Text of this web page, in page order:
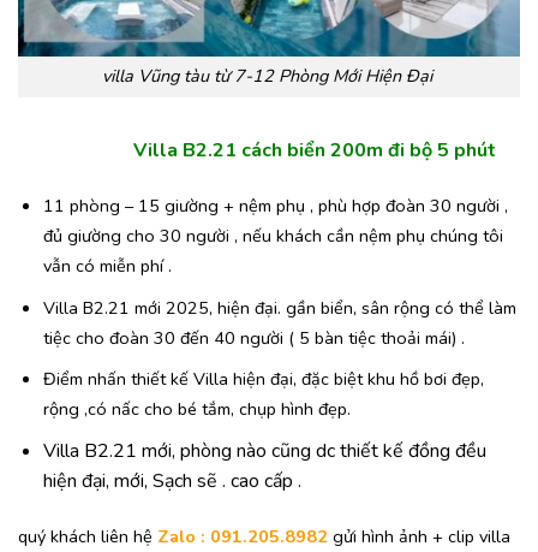
villa Vũng tàu từ 7-12 Phòng Mới Hiện Đại
Villa B2.21 cách biển 200m đi bộ 5 phút
11 phòng – 15 giường + nệm phụ , phù hợp đoàn 30 người ,
đủ giường cho 30 người , nếu khách cần nệm phụ chúng tôi
vẫn có miễn phí .
Villa B2.21 mới 2025, hiện đại. gần biển, sân rộng có thể làm
tiệc cho đoàn 30 đến 40 người ( 5 bàn tiệc thoải mái) .
Điểm nhấn thiết kế Villa hiện đại, đặc biệt khu hồ bơi đẹp,
rộng ,có nấc cho bé tắm, chụp hình đẹp.
Villa B2.21 mới, phòng nào cũng dc thiết kế đồng đều
hiện đại, mới, Sạch sẽ . cao cấp .
quý khách liên hệ Zalo : 091.205.8982 gửi hình ảnh + clip villa